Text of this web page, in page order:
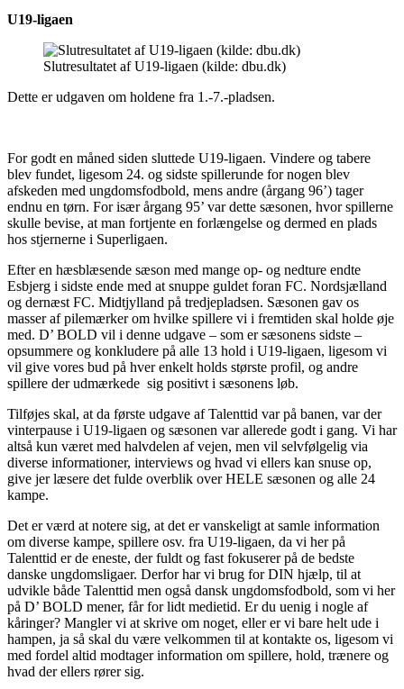
U19-ligaen
Slutresultatet af U19-ligaen (kilde: dbu.dk)
Dette er udgaven om holdene fra 1.-7.-pladsen.
For godt en måned siden sluttede U19-ligaen. Vindere og tabere
blev fundet, ligesom 24. og sidste spillerunde for nogen blev
afskeden med ungdomsfodbold, mens andre (årgang 96’) tager
endnu en tørn. For især årgang 95’ var dette sæsonen, hvor spillerne
skulle bevise, at man fortjente en forlængelse og dermed en plads
hos stjernerne i Superligaen.
Efter en hæsblæsende sæson med mange op- og nedture endte
Esbjerg i sidste ende med at snuppe guldet foran FC. Nordsjælland
og dernæst FC. Midtjylland på tredjepladsen. Sæsonen gav os
masser af pilemærker om hvilke spillere vi i fremtiden skal holde øje
med. D’ BOLD vil i denne udgave – som er sæsonens sidste –
opsummere og konkludere på alle 13 hold i U19-ligaen, ligesom vi
vil give vores bud på hver enkelt holds største profil, og andre
spillere der udmærkede sig positivt i sæsonens løb.
Tilføjes skal, at da første udgave af Talenttid var på banen, var der
vinterpause i U19-ligaen og sæsonen var allerede godt i gang. Vi har
altså kun været med halvdelen af vejen, men vil selvfølgelig via
diverse informationer, interviews og hvad vi ellers kan snuse op,
give jer læsere det fulde overblik over HELE sæsonen og alle 24
kampe.
Det er værd at notere sig, at det er vanskeligt at samle information
om diverse kampe, spillere osv. fra U19-ligaen, da vi her på
Talenttid er de eneste, der fuldt og fast fokuserer på de bedste
danske ungdomsligaer. Derfor har vi brug for DIN hjælp, til at
udvikle både Talenttid men også dansk ungdomsfodbold, som vi her
på D’ BOLD mener, får for lidt medietid. Er du uenig i nogle af
kåringer? Mangler vi at skrive om noget, eller er vi bare helt ude i
hampen, ja så skal du være velkommen til at kontakte os, ligesom vi
med fordel altid modtager information om spillere, hold, trænere og
hvad der ellers rører sig.